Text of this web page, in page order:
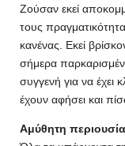
Ζούσαν εκεί
τους
κανένας. Εκεί
σήμερα
συγγενή για να έχει
έχουν αφήσει και
Αμύθητη περιουσία